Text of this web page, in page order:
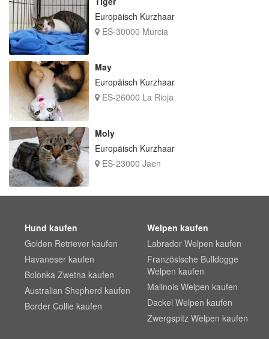
Europäisch Kurzhaar
ES-30000 Murcia
May
Europäisch Kurzhaar
ES-26000 La Rioja
Moly
Europäisch Kurzhaar
ES-23000 Jaen
Hund kaufen
Golden Retriever kaufen
Havaneser kaufen
Bolonka Zwetna kaufen
Australian Shepherd kaufen
Border Collie kaufen
Welpen kaufen
Labrador Welpen kaufen
Französische Bulldogge
Welpen kaufen
Malinois Welpen kaufen
Dackel Welpen kaufen
Zwergspitz Welpen kaufen